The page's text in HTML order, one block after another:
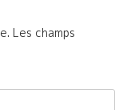
Les champs